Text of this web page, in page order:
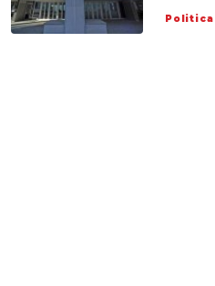
Politica